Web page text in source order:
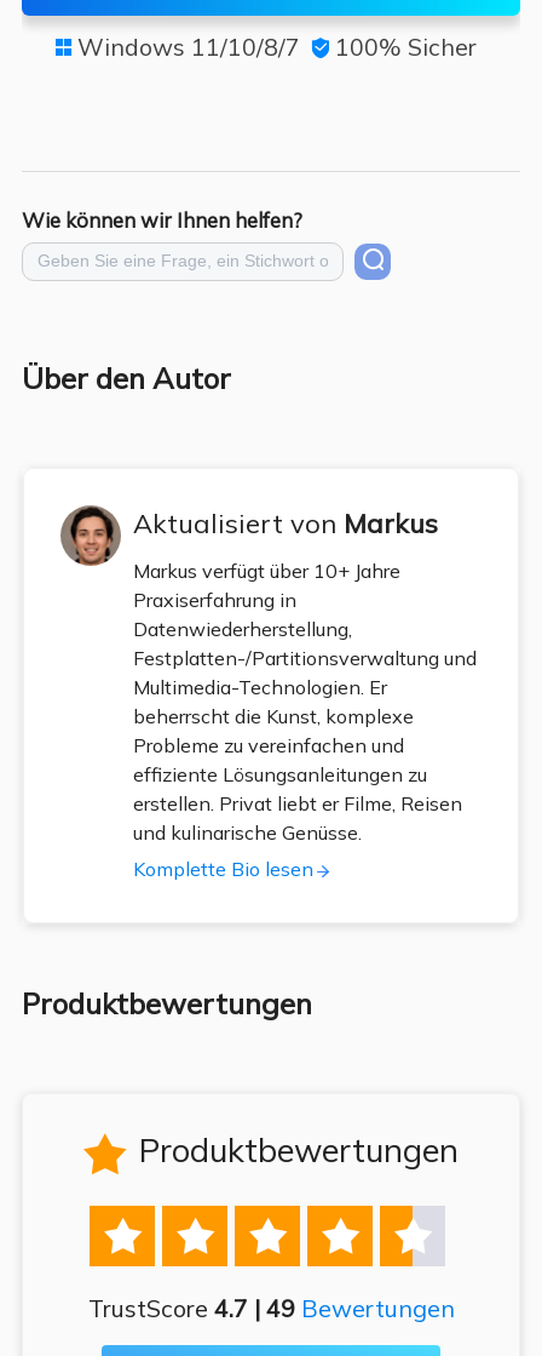
 Windows 11/10/8/7  100% Sicher
Wie können wir Ihnen helfen?
Über den Autor
Aktualisiert von Markus
Markus verfügt über 10+ Jahre
Praxiserfahrung in
Datenwiederherstellung,
Festplatten-/Partitionsverwaltung und
Multimedia-Technologien. Er
beherrscht die Kunst, komplexe
Probleme zu vereinfachen und
effiziente Lösungsanleitungen zu
erstellen. Privat liebt er Filme, Reisen
und kulinarische Genüsse.
Komplette Bio lesen
Produktbewertungen
 Produktbewertungen
    
TrustScore 4.7 | 49 Bewertungen